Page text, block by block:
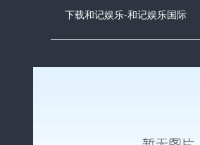
下载和记娱乐-和记娱乐国际